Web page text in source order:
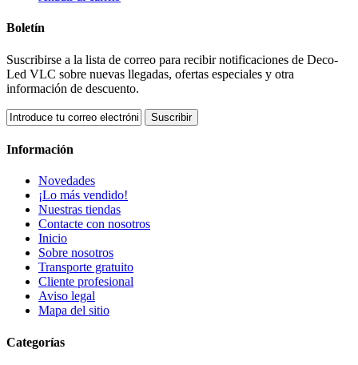
Boletín
Suscribirse a la lista de correo para recibir notificaciones de Deco-
Led VLC sobre nuevas llegadas, ofertas especiales y otra
información de descuento.
Suscribir
Información
Novedades
¡Lo más vendido!
Nuestras tiendas
Contacte con nosotros
Inicio
Sobre nosotros
Transporte gratuito
Cliente profesional
Aviso legal
Mapa del sitio
Categorías